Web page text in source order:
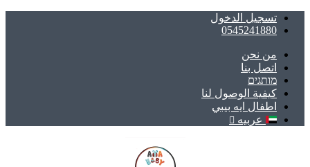
تسجيل الدخول
0545241880
ﻣﻦ ﻧﺤﻦ
اتصل بنا
מותגים
كيفية الوصول لنا
اطفال ايه بيبي
عربيه